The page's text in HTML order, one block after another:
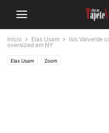
Início Elas Usam
Isis Valverde
oversized em NY
Elas Usam Zoom